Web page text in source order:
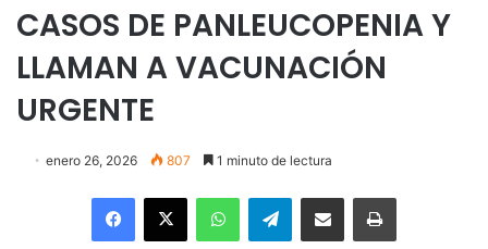
CASOS DE PANLEUCOPENIA Y
LLAMAN A VACUNACIÓN
URGENTE
enero 26, 2026 807 1 minuto de lectura
Facebook
X WhatsAppTelegramEnviar vía email Imprimir